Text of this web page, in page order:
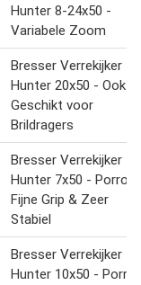
Hunter 8-24x50 -
Variabele Zoom
Bresser Verrekijker -
Hunter 20x50 - Ook
Geschikt voor
Brildragers
Bresser Verrekijker -
Hunter 7x50 - Porro -
Fijne Grip & Zeer
Stabiel
Bresser Verrekijker -
Hunter 10x50 - Porro